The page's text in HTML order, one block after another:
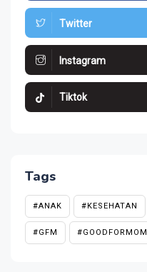
Twitter
Instagram
Tiktok
Tags
#ANAK #KESEHATAN
#GFM #GOODFORMOM